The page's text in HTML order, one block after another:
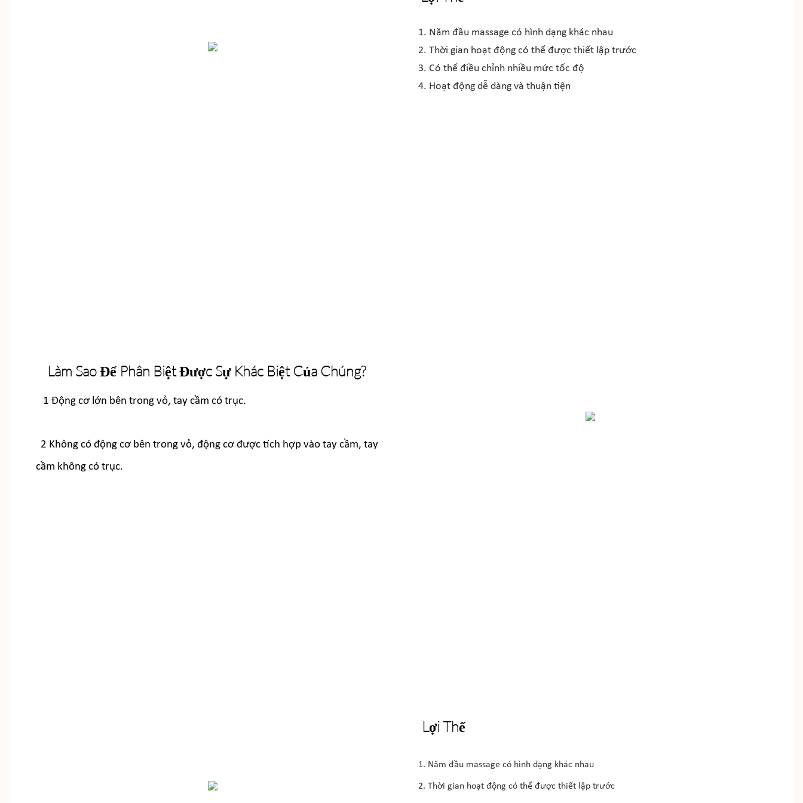
1. Năm đầu massage có hình dạng khác nhau
2. Thời gian hoạt động có thể được thiết lập trước
3. Có thể điều chỉnh nhiều mức tốc độ
4. Hoạt động dễ dàng và thuận tiện
Làm Sao Để Phân Biệt Được Sự Khác Biệt Của Chúng?
1 Động cơ lớn bên trong vỏ, tay cầm có trục.
2 Không có động cơ bên trong vỏ, động cơ được tích hợp vào tay cầm, tay
cầm không có trục.
Lợi Thế
1. Năm đầu massage có hình dạng khác nhau
2. Thời gian hoạt động có thể được thiết lập trước